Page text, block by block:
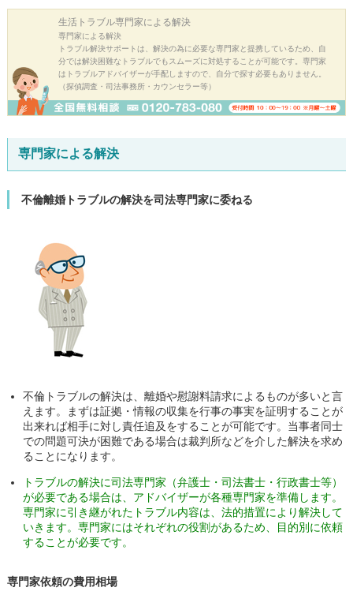
生活トラブル専門家による解決
専門家による解決
トラブル解決サポートは、解決の為に必要な専門家と提携しているため、自
分では解決困難なトラブルでもスムーズに対処することが可能です。専門家
はトラブルアドバイザーが手配しますので、自分で探す必要もありません。
（探偵調査・司法事務所・カウンセラー等）
専門家による解決
不倫離婚トラブルの解決を司法専門家に委ねる
不倫トラブルの解決は、離婚や慰謝料請求によるものが多いと言
えます。まずは証拠・情報の収集を行事の事実を証明することが
出来れば相手に対し責任追及をすることが可能です。当事者同士
での問題可決が困難である場合は裁判所などを介した解決を求め
ることになります。
トラブルの解決に司法専門家（弁護士・司法書士・行政書士等）
が必要である場合は、アドバイザーが各種専門家を準備します。
専門家に引き継がれたトラブル内容は、法的措置により解決して
いきます。専門家にはそれぞれの役割があるため、目的別に依頼
することが必要です。
専門家依頼の費用相場